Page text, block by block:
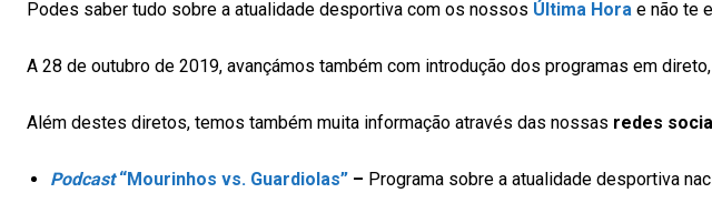
Podes saber tudo sobre a atualidade desportiva com os nossos Última Hora e não te
A 28 de outubro de 2019, avançámos também com introdução dos programas em
Além destes diretos, temos também muita informação através das nossas redes
Podcast“Mourinhos vs. Guardiolas” – Programa sobre a atualidade desportiva